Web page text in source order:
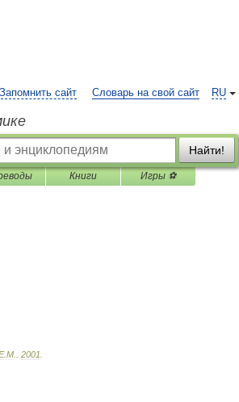
RU
Запомнить сайт Словарь на свой сайт
Найти!
Книги Игры ⚽
.М 2001